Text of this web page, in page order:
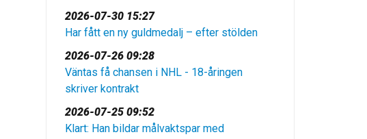
2026-07-30 15:27
Har fått en ny guldmedalj – efter stölden
2026-07-26 09:28
Väntas få chansen i NHL - 18-åringen
skriver kontrakt
2026-07-25 09:52
Klart: Han bildar målvaktspar med